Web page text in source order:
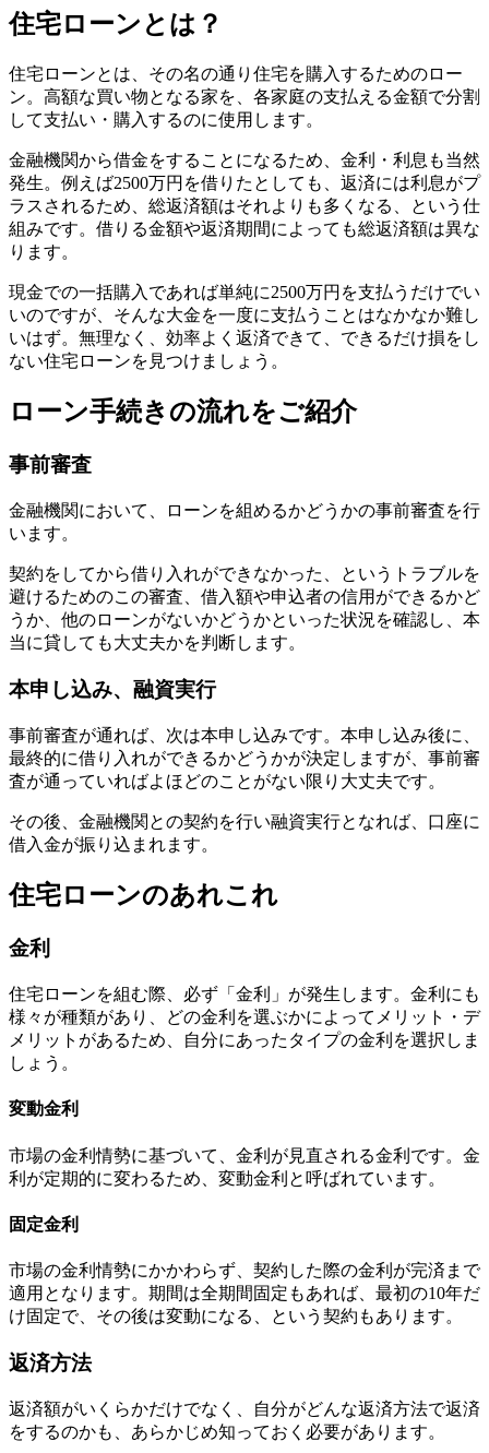
住宅ローンとは？
住宅ローンとは、その名の通り住宅を購入するためのロー
ン。 高額な買い物となる家を、各家庭の支払える金額で分割
して支払い・購入するのに使用します。
金融機関から借金をすることになるため、金利・利息も当然
発生。例えば2500万円を借りたとしても、返済には利息がプ
ラスされるため、総返済額はそれよりも多くなる、という仕
組みです。借りる金額や返済期間によっても総返済額は異な
ります。
現金での一括購入であれば単純に2500万円を支払うだけでい
いのですが、そんな大金を一度に支払うことはなかなか難し
いはず。無理なく、効率よく返済できて、できるだけ損をし
ない住宅ローンを見つけましょう。
ローン手続きの流れをご紹介
事前審査
金融機関において、ローンを組めるかどうかの事前審査を行
います。
契約をしてから借り入れができなかった、というトラブルを
避けるためのこの審査、借入額や申込者の信用ができるかど
うか、他のローンがないかどうかといった状況を確認し、本
当に貸しても大丈夫かを判断します。
本申し込み、融資実行
事前審査が通れば、次は本申し込みです。 本申し込み後に、
最終的に借り入れができるかどうかが決定しますが、事前審
査が通っていればよほどのことがない限り大丈夫です。
その後、 金融機関との契約を行い融資実行となれば、口座に
借入金が振り込まれます。
住宅ローンのあれこれ
金利
住宅ローンを組む際、 必ず「金利」が発生します。 金利にも
様々が種類があり、どの金利を選ぶかによってメリット・デ
メリットがあるため、自分にあったタイプの金利を選択しま
しょう。
変動金利
市場の金利情勢に基づいて、金利が見直される金利 です。金
利が定期的に変わるため、変動金利と呼ばれています。
固定金利
市場の金利情勢にかかわらず、 契約した際の金利が完済まで
適用となります。期間は全期間固定もあれば、最初の10年だ
け固定で、その後は変動になる、という契約もあります。
返済方法
返済額がいくらかだけでなく、自分がどんな返済方法で返済
をするのかも、あらかじめ知っておく必要があります。